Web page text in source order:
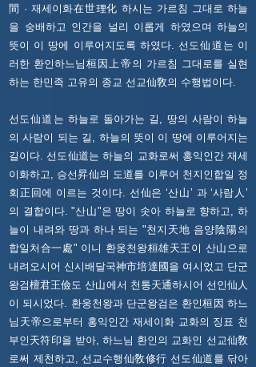
間 · 재세이화在世理化 하시는 가르침 그대로 하늘
을 숭배하고 인간을 널리 이롭게 하였으며 하늘의
뜻이 이 땅에 이루어지도록 하였다. 선도仙道는 이
러한 환인하느님桓因上帝의 가르침 그대로를 실현
하는 한민족 고유의 종교 선교仙敎의 수행법이다.
선도仙道는 하늘로 돌아가는 길, 땅의 사람이 하늘
의 사람이 되는 길, 하늘의 뜻이 이 땅에 이루어지는
길이다. 선도仙道는 하늘의 교화로써 홍익인간 재세
이화하고, 승선昇仙의 도道를 이루어 천지인합일 정
회正回에 이르는 것이다. 선仙은 ‘산山’ 과 ‘사람人’
의 결합이다. "산山"은 땅이 솟아 하늘로 향하고, 하
늘이 내려와 땅과 하나 되는 "천지天地 음양陰陽의
합일처合一處" 이니 환웅천왕桓雄天王이 산山으로
내려오시어 신시배달국神市培達國을 여시었고 단군
왕검檀君王儉도 산山에서 천통天通하시어 선인仙人
이 되시었다. 환웅천왕과 단군왕검은 환인桓因 하느
님天帝으로부터 홍익인간 재세이화 교화의 징표 천
부인天符印을 받아, 하느님 환인의 교화인 선교仙敎
로써 제천하고, 선교수행仙敎修行 선도仙道를 닦아